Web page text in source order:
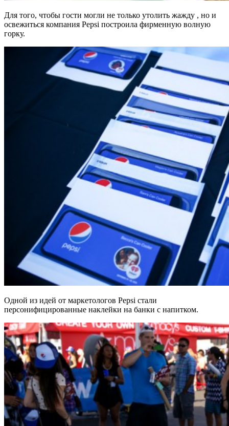
Для того, чтобы гости могли не только утолить жажду , но и
освежиться компания Pepsi построила фирменную волную
горку.
Одной из идей от маркетологов Pepsi стали
персонифицированные наклейки на банки с напитком.